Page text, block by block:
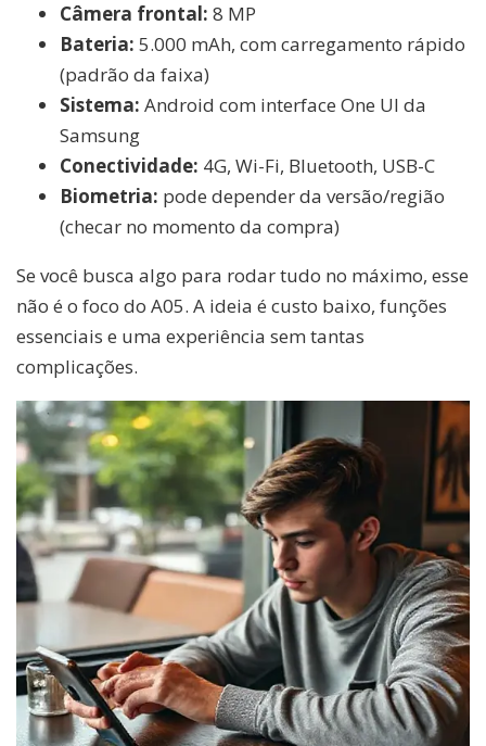
Câmera frontal: 8 MP
Bateria: 5.000 mAh, com carregamento rápido
(padrão da faixa)
Sistema: Android com interface One UI da
Samsung
Conectividade: 4G, Wi-Fi, Bluetooth, USB-C
Biometria: pode depender da versão/região
(checar no momento da compra)
Se você busca algo para rodar tudo no máximo, esse
não é o foco do A05. A ideia é custo baixo, funções
essenciais e uma experiência sem tantas
complicações.